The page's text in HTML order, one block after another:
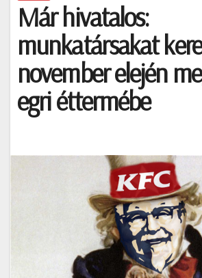
Már hivatalos:
munkatársakat
november elején
egri éttermébe